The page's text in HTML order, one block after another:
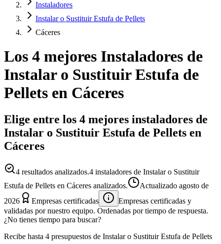
Instaladores
Instalar o Sustituir Estufa de Pellets
Cáceres
Los 4 mejores Instaladores de
Instalar o Sustituir Estufa de
Pellets en Cáceres
Elige entre los 4 mejores instaladores de
Instalar o Sustituir Estufa de Pellets en
Cáceres
4 resultados analizados.4 instaladores de Instalar o Sustituir
Estufa de Pellets en Cáceres analizados.
Actualizado agosto de
2026
Empresas certificadas
Empresas certificadas y
validadas por nuestro equipo. Ordenadas por tiempo de respuesta.
¿No tienes tiempo para buscar?
Recibe hasta 4 presupuestos de Instalar o Sustituir Estufa de Pellets